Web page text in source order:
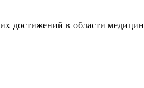
достижений в области